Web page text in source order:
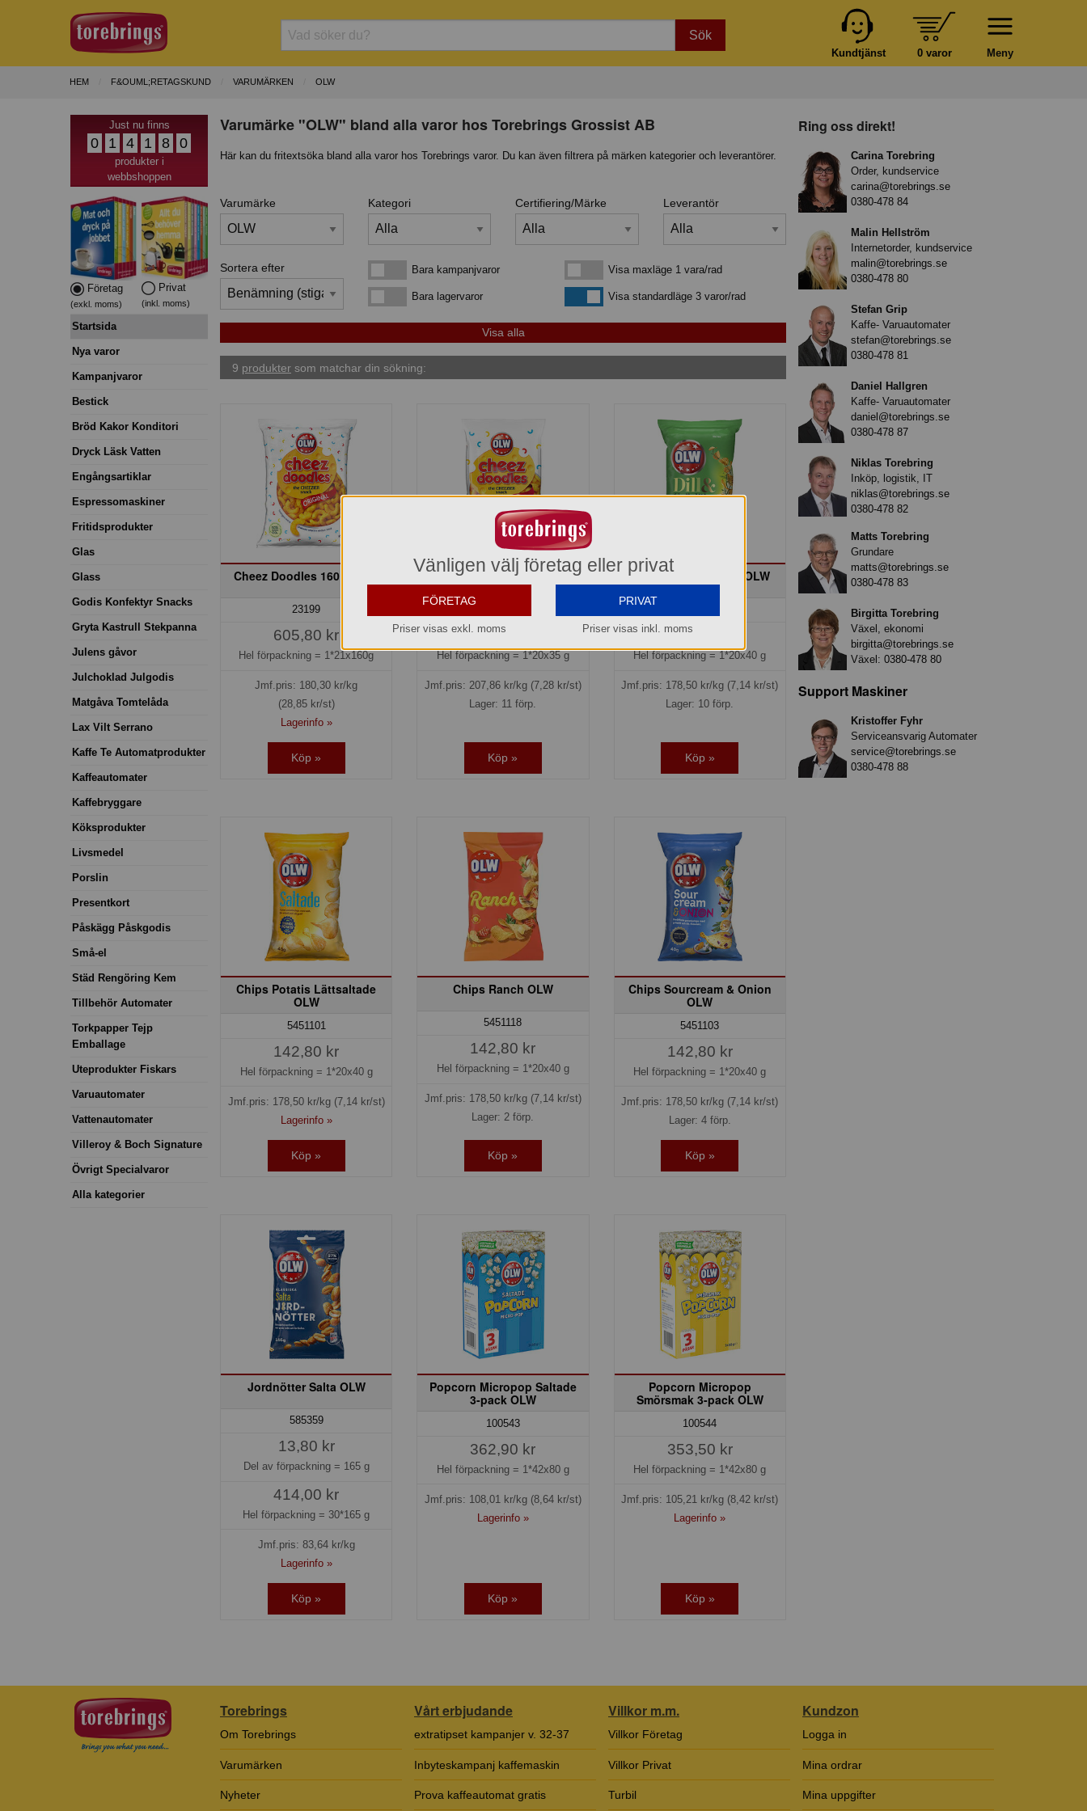
Sök
Meny
0 varor
Kundtjänst
HEM F&OUML;RETAGSKUND VARUMÄRKEN OLW
Just nu finns
0 1 4 1 8 0
produkter i
webbshoppen
Företag
(exkl. moms)
Privat
(inkl. moms)
Startsida
Nya varor
Kampanjvaror
Bestick
Bröd Kakor Konditori
Dryck Läsk Vatten
Engångsartiklar
Espressomaskiner
Fritidsprodukter
Glas
Glass
Godis Konfektyr Snacks
Gryta Kastrull Stekpanna
Julens gåvor
Julchoklad Julgodis
Matgåva Tomtelåda
Lax Vilt Serrano
Kaffe Te Automatprodukter
Kaffeautomater
Kaffebryggare
Köksprodukter
Livsmedel
Porslin
Presentkort
Påskägg Påskgodis
Små-el
Städ Rengöring Kem
Tillbehör Automater
Torkpapper Tejp
Emballage
Uteprodukter Fiskars
Varuautomater
Vattenautomater
Villeroy & Boch Signature
Övrigt Specialvaror
Alla kategorier
Varumärke "OLW" bland alla varor hos Torebrings Grossist AB
Här kan du fritextsöka bland alla varor hos Torebrings varor. Du kan även filtrera på märken kategorier och leverantörer.
Varumärke Kategori Certifiering/Märke Leverantör
Sortera efter Bara kampanjvarorBara kampanjvaror
Bara lagervarorBara lagervaror
Visa maxläge 1 vara/rad
Visa maxläge 1 vara/rad
Visa standardlägeVisa standardläge 3 varor/rad
9 produkter som matchar din sökning:
Cheez Doodles 160 g OLW
23199
605,80 kr
Hel förpackning = 1*21x160g
Jmf.pris: 180,30 kr/kg
(28,85 kr/st)
Lagerinfo »
Köp »
Cheez Doodles 35 g OLW
145,50 kr
Hel förpackning = 1*20x35 g
Jmf.pris: 207,86kr/kg (7,28 kr/st)
Lager: 11 förp.
Köp »
Chips Dill & Gräslök OLW
142,80 kr
Hel förpackning = 1*20x40 g
Jmf.pris: 178,50 kr/kg (7,14 kr/st)
Lager: 10 förp.
Köp »
Chips Potatis Lättsaltade
OLW
5451101
142,80 kr
Hel förpackning = 1*20x40 g
Jmf.pris: 178,50kr/kg (7,14 kr/st)
Lagerinfo »
Köp »
Chips Ranch OLW
5451118
142,80 kr
Hel förpackning = 1*20x40 g
Jmf.pris: 178,50kr/kg (7,14 kr/st)
Lager: 2 förp.
Köp »
Chips Sourcream & Onion
OLW
5451103
142,80 kr
Hel förpackning = 1*20x40 g
Jmf.pris: 178,50 kr/kg (7,14 kr/st)
Lager: 4 förp.
Köp »
Jordnötter Salta OLW
585359
13,80 kr
Del av förpackning = 165 g
414,00 kr
Hel förpackning = 30*165 g
Jmf.pris: 83,64kr/kg
Lagerinfo »
Köp »
Popcorn Micropop Saltade
3-pack OLW
100543
362,90 kr
Hel förpackning = 1*42x80 g
Jmf.pris: 108,01 kr/kg (8,64 kr/st)
Lagerinfo »
Köp »
Popcorn Micropop
Smörsmak 3-pack OLW
100544
353,50 kr
Hel förpackning = 1*42x80 g
Jmf.pris: 105,21 kr/kg (8,42 kr/st)
Lagerinfo »
Köp »
Ring oss direkt!
Carina Torebring
Order, kundservice
carina@torebrings.se
0380-478 84
Malin Hellström
Internetorder, kundservice
malin@torebrings.se
0380-478 80
Stefan Grip
Kaffe- Varuautomater
stefan@torebrings.se
0380-478 81
Daniel Hallgren
Kaffe- Varuautomater
daniel@torebrings.se
0380-478 87
Niklas Torebring
Inköp, logistik, IT
niklas@torebrings.se
0380-478 82
Matts Torebring
Grundare
matts@torebrings.se
0380-478 83
Birgitta Torebring
Växel, ekonomi
birgitta@torebrings.se
Växel: 0380-478 80
Support Maskiner
Kristoffer Fyhr
Serviceansvarig Automater
service@torebrings.se
0380-478 88
Torebrings
Om Torebrings
Varumärken
Nyheter
Vårt erbjudande
extratipset kampanjer v. 32-37
Inbyteskampanj kaffemaskin
Prova kaffeautomat gratis
Villkor m.m.
Villkor Företag
Villkor Privat
Turbil
Kundzon
Logga in
Mina ordrar
Mina uppgifter
Vänligen välj företag eller privat
FÖRETAG
Priser visas exkl. moms
PRIVAT
Priser visas inkl. moms